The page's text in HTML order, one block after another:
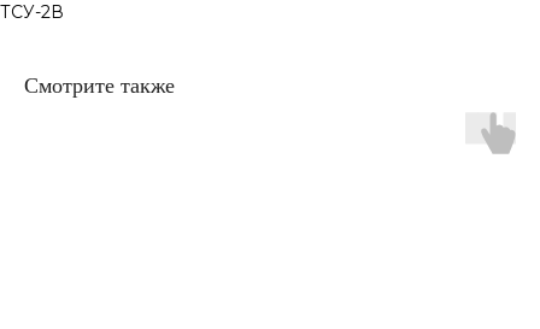
ТСУ-2В
Смотрите также